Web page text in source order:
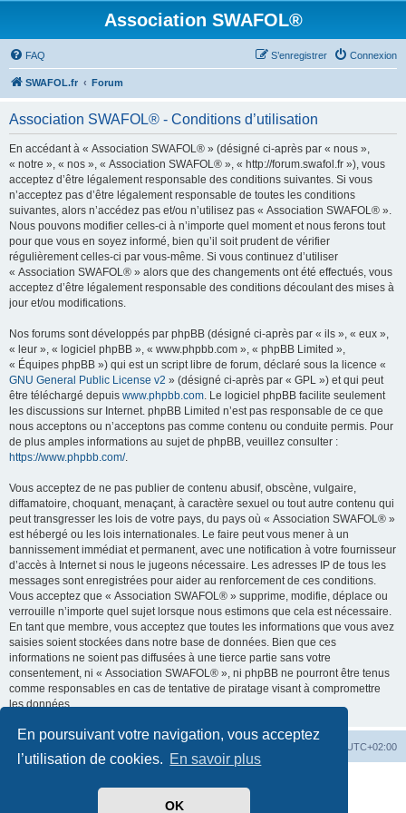
En poursuivant votre navigation, vous acceptez
l’utilisation de cookies. En savoir plus
OK
Association SWAFOL®
FAQ Connexion
S’enregistrer
SWAFOL.fr Forum
Association SWAFOL® - Conditions d’utilisation
En accédant à « Association SWAFOL® » (désigné ci-après par « nous »,
« notre », « nos », « Association SWAFOL® », « http://forum.swafol.fr »), vous
acceptez d’être légalement responsable des conditions suivantes. Si vous
n’acceptez pas d’être légalement responsable de toutes les conditions
suivantes, alors n’accédez pas et/ou n’utilisez pas « Association SWAFOL® ».
Nous pouvons modifier celles-ci à n’importe quel moment et nous ferons tout
pour que vous en soyez informé, bien qu’il soit prudent de vérifier
régulièrement celles-ci par vous-même. Si vous continuez d’utiliser
« Association SWAFOL® » alors que des changements ont été effectués, vous
acceptez d’être légalement responsable des conditions découlant des mises à
jour et/ou modifications.
Nos forums sont développés par phpBB (désigné ci-après par « ils », « eux »,
« leur », « logiciel phpBB », « www.phpbb.com », « phpBB Limited »,
« Équipes phpBB ») qui est un script libre de forum, déclaré sous la licence «
GNU General Public License v2 » (désigné ci-après par « GPL ») et qui peut
être téléchargé depuis www.phpbb.com. Le logiciel phpBB facilite seulement
les discussions sur Internet. phpBB Limited n’est pas responsable de ce que
nous acceptons ou n’acceptons pas comme contenu ou conduite permis. Pour
de plus amples informations au sujet de phpBB, veuillez consulter :
https://www.phpbb.com/.
Vous acceptez de ne pas publier de contenu abusif, obscène, vulgaire,
diffamatoire, choquant, menaçant, à caractère sexuel ou tout autre contenu qui
peut transgresser les lois de votre pays, du pays où « Association SWAFOL® »
est hébergé ou les lois internationales. Le faire peut vous mener à un
bannissement immédiat et permanent, avec une notification à votre fournisseur
d’accès à Internet si nous le jugeons nécessaire. Les adresses IP de tous les
messages sont enregistrées pour aider au renforcement de ces conditions.
Vous acceptez que « Association SWAFOL® » supprime, modifie, déplace ou
verrouille n’importe quel sujet lorsque nous estimons que cela est nécessaire.
En tant que membre, vous acceptez que toutes les informations que vous avez
saisies soient stockées dans notre base de données. Bien que ces
informations ne soient pas diffusées à une tierce partie sans votre
consentement, ni « Association SWAFOL® », ni phpBB ne pourront être tenus
comme responsables en cas de tentative de piratage visant à compromettre
les données.
UTC+02:00